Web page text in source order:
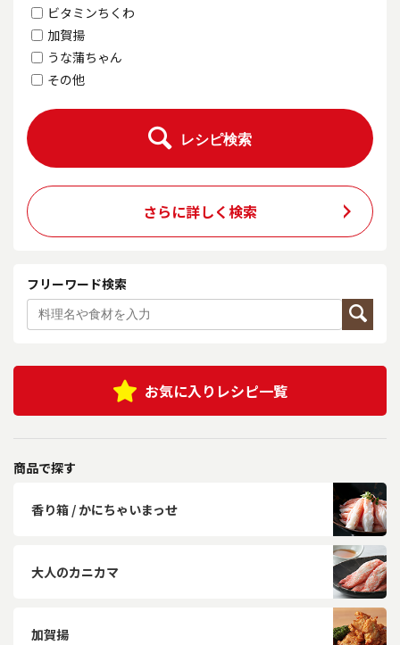
ビタミンちくわ
加賀揚
うな蒲ちゃん
その他
レシピ検索
さらに詳しく検索
フリーワード検索
お気に入りレシピ一覧
商品で探す
香り箱 / かにちゃいまっせ
大人のカニカマ
加賀揚